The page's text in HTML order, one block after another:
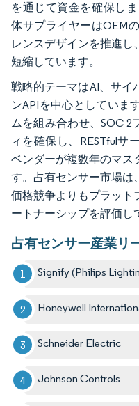
を通じて資金を確保し
体サプライヤーはOEM
レンスデザインを推進し
短縮しています。
戦略的テーマはAI、サイ
ンAPIを中心としていま
ムを組み合わせ、SOC 2
ィを確保し、RESTfulサ
ベンダーが複数年のマス
す。占有センサー市場は
価格競争よりもプラット
ートナーシップを評価し
占有センサー産業リ
Signify (Philips
Honeywell
Schneider Electric
Johnson Controls